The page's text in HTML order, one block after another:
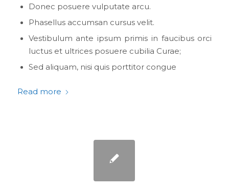
Donec posuere vulputate arcu.
Phasellus accumsan cursus velit.
Vestibulum ante ipsum primis in faucibus orci
luctus et ultrices posuere cubilia Curae;
Sed aliquam, nisi quis porttitor congue
Read more